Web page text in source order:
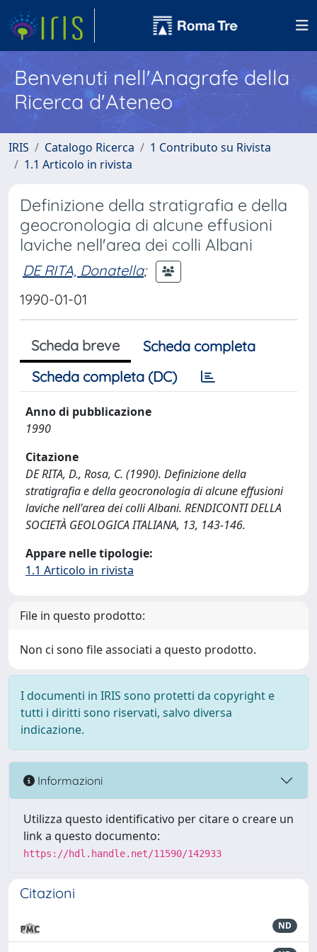
Benvenuti nell'Anagrafe della
Ricerca d'Ateneo
IRIS Catalogo Ricerca
1 Contributo su Rivista
1.1 Articolo in rivista
Definizione della stratigrafia e della
geocronologia di alcune effusioni
laviche nell'area dei colli Albani
DE RITA, Donatella;
1990-01-01
Scheda breve
Scheda completa
Scheda completa (DC)
Anno di pubblicazione
1990
Citazione
DE RITA, D., Rosa, C. (1990). Definizione della
stratigrafia e della geocronologia di alcune effusioni
laviche nell'area dei colli Albani. RENDICONTI DELLA
SOCIETÀ GEOLOGICA ITALIANA, 13, 143-146.
Appare nelle tipologie:
1.1 Articolo in rivista
File in questo prodotto:
Non ci sono file associati a questo prodotto.
I documenti in IRIS sono protetti da copyright e
tutti i diritti sono riservati, salvo diversa
indicazione.
Informazioni
Utilizza questo identificativo per citare o creare un
link a questo documento:
https://hdl.handle.net/11590/142933
Citazioni
ND